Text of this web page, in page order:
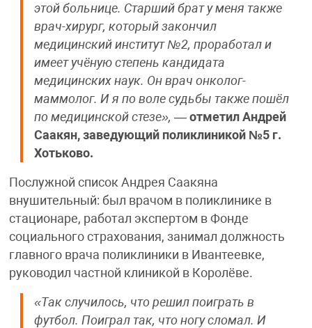
этой больнице. Старший брат у меня также
врач-хирург, который закончил
медицинский институт №2, проработал и
имеет учёную степень кандидата
медицинских наук. Он врач онколог-
маммолог. И я по воле судьбы также пошёл
по медицинской стезе», —отметил Андрей
Саакян, заведующий поликлиникой №5 г.
Хотьково.
Послужной список Андрея Саакяна
внушительный: был врачом в поликлинике в
стационаре, работал экспертом в Фонде
социального страхования, занимал должность
главного врача поликлиники в Ивантеевке,
руководил частной клиникой в Королёве.
«Так случилось, что решил поиграть в
футбол. Поиграл так, что ногу сломал. И